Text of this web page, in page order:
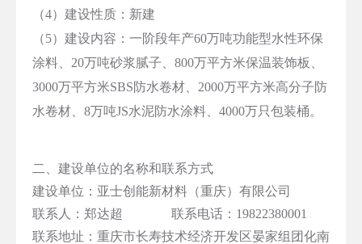
（4）建设性质：新建
（5）建设内容：一阶段年产60万吨功能型水性环保
涂料、20万吨砂浆腻子、800万平方米保温装饰板、
3000万平方米SBS防水卷材、2000万平方米高分子防
水卷材、8万吨JS水泥防水涂料、4000万只包装桶。
二、建设单位的名称和联系方式
建设单位： 亚士创能新材料（重庆）有限公司
联系人： 郑达超
联系电话：19822380001
联系地址：重庆市长寿技术经济开发区晏家组团化南